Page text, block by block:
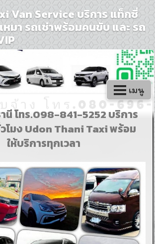
Van Service บริการ แท็กซี่
หมา รถเช่าพร้อมคนขับ และ รถ
เมนู
นี โทร.098-841-5252 บริการ
โมง Udon Thani Taxi พร้อม
ให้บริการทุกเวลา